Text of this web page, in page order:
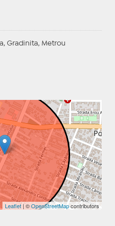
Gradinita, Metrou
Leaflet| ©OpenStreetMapcontributors